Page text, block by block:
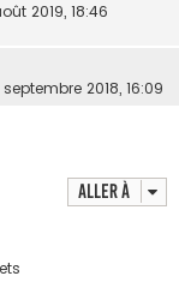
2019, 18:46
septembre 2018, 16:09
Aller à